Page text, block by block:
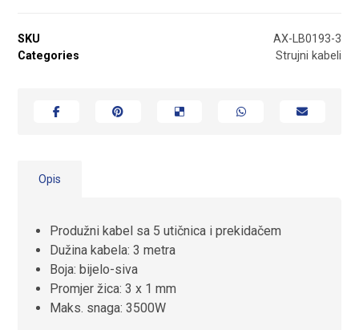
SKU
AX-LB0193-3
Categories
Strujni kabeli
Opis
Produžni kabel sa 5 utičnica i prekidačem
Dužina kabela: 3 metra
Boja: bijelo-siva
Promjer žica: 3 x 1 mm
Maks. snaga: 3500W